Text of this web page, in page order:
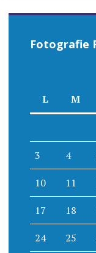
Fotografie
L
M
3 4
10 11
17 18
24 25